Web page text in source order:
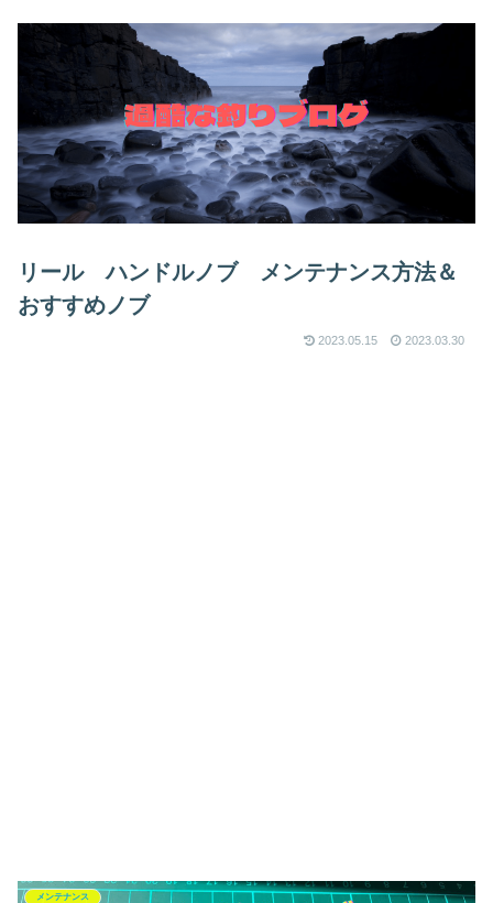
リール ハンドルノブ メンテナンス方法＆
おすすめノブ
2023.05.15 2023.03.30
メンテナンス